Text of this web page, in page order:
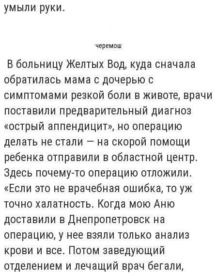
умыли руки.
черемош
В больницу Желтых Вод, куда сначала
обратилась мама с дочерью с
симптомами резкой боли в животе, врачи
поставили предварительный диагноз
«острый аппендицит», но операцию
делать не стали — на скорой помощи
ребенка отправили в областной центр.
Здесь почему-то операцию отложили.
«Если это не врачебная ошибка, то уж
точно халатность. Когда мою Аню
доставили в Днепропетровск на
операцию, у нее взяли только анализ
крови и все. Потом заведующий
отделением и лечащий врач бегали,